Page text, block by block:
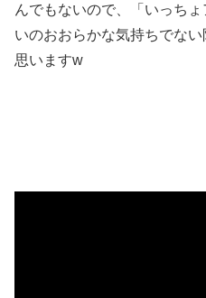
んでもないので、「いっち
いのおおらかな気持ちでな
思いますw